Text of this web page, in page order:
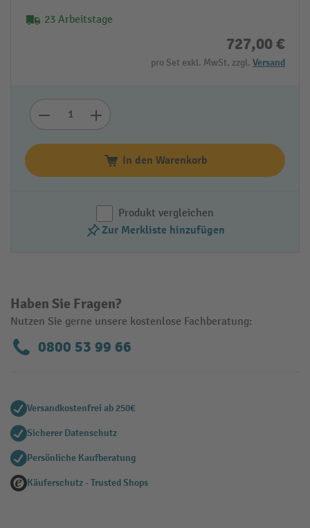
23 Arbeitstage
727,00 €
pro Set exkl. MwSt. zzgl. Versand
In den Warenkorb
Produkt vergleichen
Zur Merkliste hinzufügen
Haben Sie Fragen?
Nutzen Sie gerne unsere kostenlose Fachberatung:
0800 53 99 66
Versandkostenfrei ab 250€
Sicherer Datenschutz
Persönliche Kaufberatung
Käuferschutz - Trusted Shops